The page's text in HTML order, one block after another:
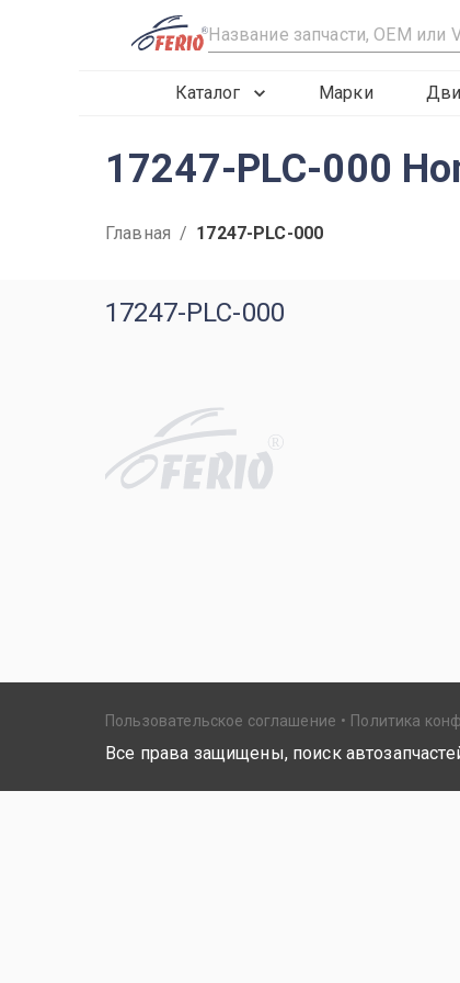
R
Каталог Марки
17247-PLC-000
Главная / 17247-PLC-000
17247-PLC-000
R
Пользовательское соглашение Политика
Все права защищены, поиск